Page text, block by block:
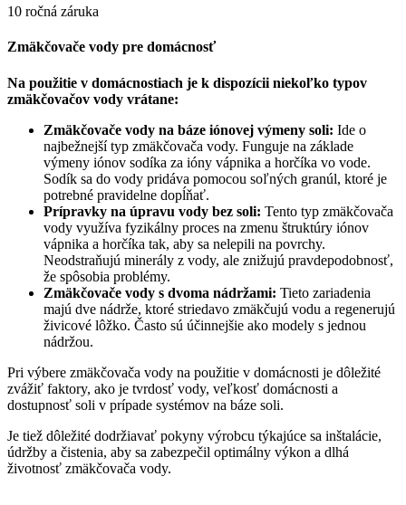
10 ročná záruka
Zmäkčovače vody pre domácnosť
Na použitie v domácnostiach je k dispozícii niekoľko typov
zmäkčovačov vody vrátane:
Zmäkčovače vody na báze iónovej výmeny soli: Ide o
najbežnejší typ zmäkčovača vody. Funguje na základe
výmeny iónov sodíka za ióny vápnika a horčíka vo vode.
Sodík sa do vody pridáva pomocou soľných granúl, ktoré je
potrebné pravidelne dopĺňať.
Prípravky na úpravu vody bez soli: Tento typ zmäkčovača
vody využíva fyzikálny proces na zmenu štruktúry iónov
vápnika a horčíka tak, aby sa nelepili na povrchy.
Neodstraňujú minerály z vody, ale znižujú pravdepodobnosť,
že spôsobia problémy.
Zmäkčovače vody s dvoma nádržami: Tieto zariadenia
majú dve nádrže, ktoré striedavo zmäkčujú vodu a regenerujú
živicové lôžko. Často sú účinnejšie ako modely s jednou
nádržou.
Pri výbere zmäkčovača vody na použitie v domácnosti je dôležité
zvážiť faktory, ako je tvrdosť vody, veľkosť domácnosti a
dostupnosť soli v prípade systémov na báze soli.
Je tiež dôležité dodržiavať pokyny výrobcu týkajúce sa inštalácie,
údržby a čistenia, aby sa zabezpečil optimálny výkon a dlhá
životnosť zmäkčovača vody.